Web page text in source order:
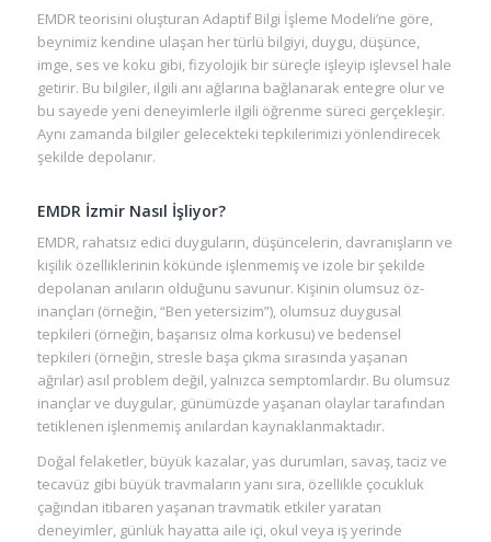
EMDR teorisini oluşturan Adaptif Bilgi İşleme Modeli’ne göre,
beynimiz kendine ulaşan her türlü bilgiyi, duygu, düşünce,
imge, ses ve koku gibi, fizyolojik bir süreçle işleyip işlevsel hale
getirir. Bu bilgiler, ilgili anı ağlarına bağlanarak entegre olur ve
bu sayede yeni deneyimlerle ilgili öğrenme süreci gerçekleşir.
Aynı zamanda bilgiler gelecekteki tepkilerimizi yönlendirecek
şekilde depolanır.
EMDR İzmir Nasıl İşliyor?
EMDR, rahatsız edici duyguların, düşüncelerin, davranışların ve
kişilik özelliklerinin kökünde işlenmemiş ve izole bir şekilde
depolanan anıların olduğunu savunur. Kişinin olumsuz öz-
inançları (örneğin, “Ben yetersizim”), olumsuz duygusal
tepkileri (örneğin, başarısız olma korkusu) ve bedensel
tepkileri (örneğin, stresle başa çıkma sırasında yaşanan
ağrılar) asıl problem değil, yalnızca semptomlardır. Bu olumsuz
inançlar ve duygular, günümüzde yaşanan olaylar tarafından
tetiklenen işlenmemiş anılardan kaynaklanmaktadır.
Doğal felaketler, büyük kazalar, yas durumları, savaş, taciz ve
tecavüz gibi büyük travmaların yanı sıra, özellikle çocukluk
çağından itibaren yaşanan travmatik etkiler yaratan
deneyimler, günlük hayatta aile içi, okul veya iş yerinde